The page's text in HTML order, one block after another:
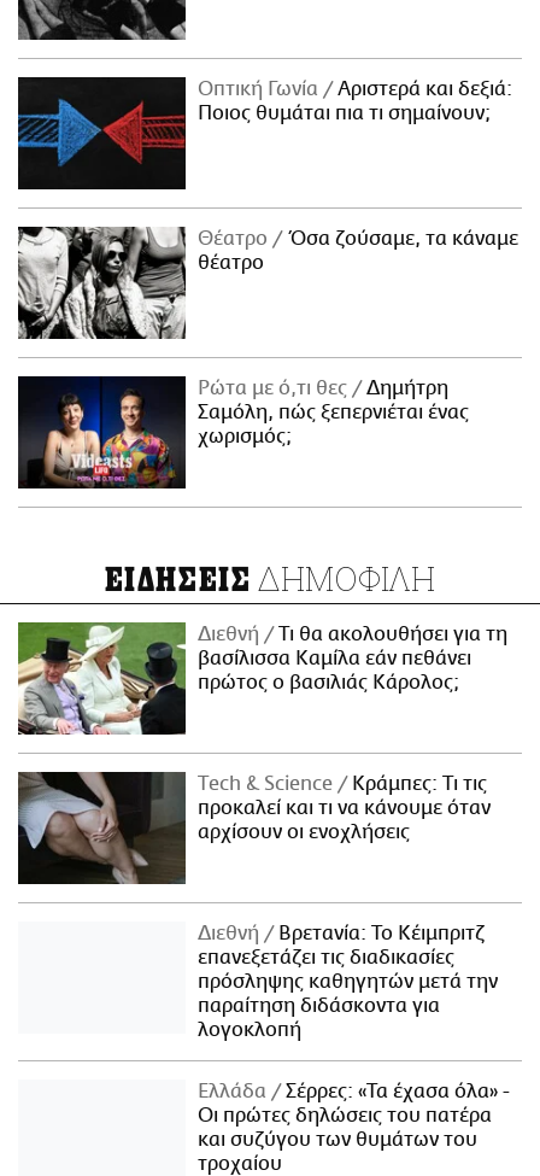
Οπτική Γωνία
Αριστερά και δεξιά:
Ποιος θυμάται πια τι σημαίνουν;
Θέατρο
Όσα ζούσαμε, τα κάναμε
θέατρο
Ρώτα με ό,τι θες
Δημήτρη
Σαμόλη, πώς ξεπερνιέται ένας
χωρισμός;
ΕΙΔΗΣΕΙΣ ΔΗΜΟΦΙΛΗ
Διεθνή
Τι θα ακολουθήσει για τη
βασίλισσα Καμίλα εάν πεθάνει
πρώτος ο βασιλιάς Κάρολος;
Τech & Science
Κράμπες: Τι τις
προκαλεί και τι να κάνουμε όταν
αρχίσουν οι ενοχλήσεις
Διεθνή
Βρετανία: Το Κέιμπριτζ
επανεξετάζει τις διαδικασίες
πρόσληψης καθηγητών μετά την
παραίτηση διδάσκοντα για
λογοκλοπή
Ελλάδα
Σέρρες: «Τα έχασα όλα» -
Οι πρώτες δηλώσεις του πατέρα
και συζύγου των θυμάτων του
τροχαίου